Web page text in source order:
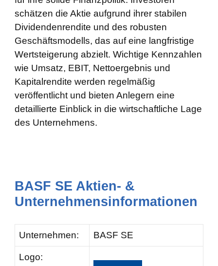
schätzen die Aktie aufgrund ihrer stabilen
Dividendenrendite und des robusten
Geschäftsmodells, das auf eine langfristige
Wertsteigerung abzielt. Wichtige Kennzahlen
wie Umsatz, EBIT, Nettoergebnis und
Kapitalrendite werden regelmäßig
veröffentlicht und bieten Anlegern eine
detaillierte Einblick in die wirtschaftliche Lage
des Unternehmens.
BASF SE Aktien- &
Unternehmensinformationen
Unternehmen: BASF SE
Logo: